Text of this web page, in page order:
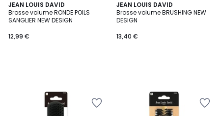
JEAN LOUIS DAVID
Brosse volume RONDE POILS
SANGLIER NEW DESIGN
12,99 €
JEAN LOUIS DAVID
Brosse volume BRUSHING NEW
DESIGN
13,40 €